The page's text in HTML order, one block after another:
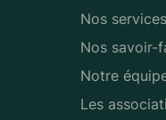
Nos services
Nos savoir-
Notre
Les